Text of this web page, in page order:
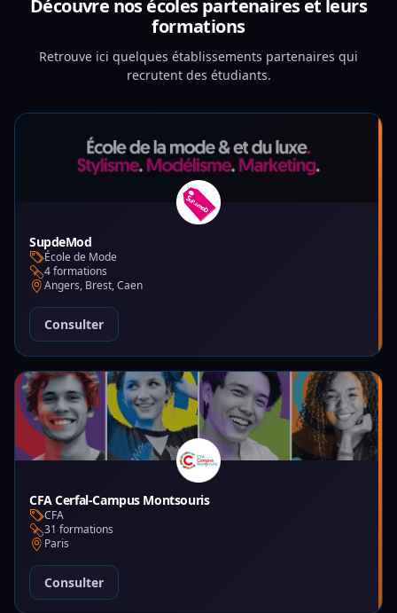
Découvre nos écoles partenaires et leurs
formations
Retrouve ici quelques établissements partenaires qui
recrutent des étudiants.
SupdeMod
École de Mode
4 formations
Angers, Brest, Caen
Consulter
CFA Cerfal-Campus Montsouris
CFA
31 formations
Paris
Consulter